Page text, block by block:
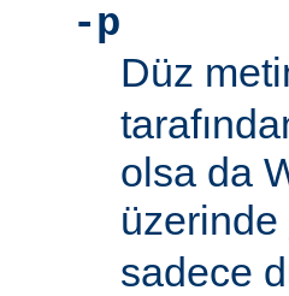
-p
Düz
olsa da
üzerinde
sadece